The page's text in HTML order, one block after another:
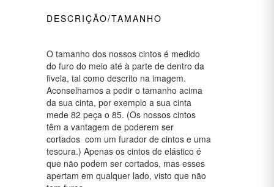
DESCRIÇÃO/TAMANHO
O tamanho dos nossos cintos é medido
do furo do meio até à parte de dentro da
fivela, tal como descrito na imagem.
Aconselhamos a pedir o tamanho acima
da sua cinta, por exemplo a sua cinta
mede 82 peça o 85. (Os nossos cintos
têm a vantagem de poderem ser
cortados com um furador de cintos e uma
tesoura.) Apenas os cintos de elástico é
que não podem ser cortados, mas esses
apertam em qualquer lado, visto que não